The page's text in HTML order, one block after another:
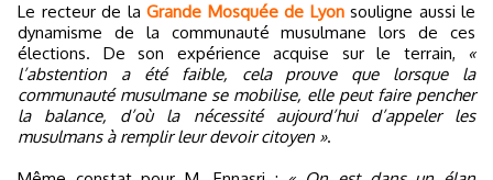
Le recteur de la Grande Mosquée de Lyonsouligne aussi le
dynamisme de la communauté musulmane lors de ces
élections. De son expérience acquise sur le terrain,
«
l’abstention a été faible, cela prouve que lorsque la
communauté musulmane se mobilise, elle peut faire pencher
la balance, d’où la nécessité aujourd’hui d’appeler les
musulmans à remplir leur devoir citoyen ».